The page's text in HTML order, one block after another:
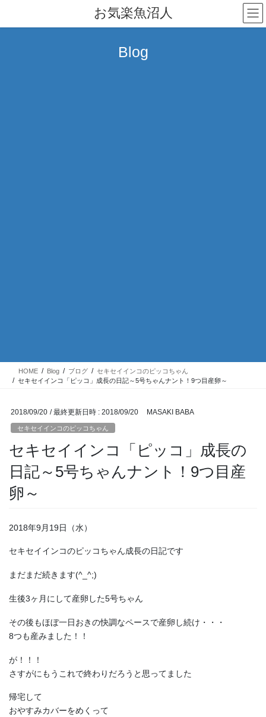
テ
ゲ
お気楽魚沼人
Blog
HOME Blog ブログ
セキセイインコのピッコちゃん
セキセイインコ「ピッコ」成長の日記～5号ちゃんナント！9つ目産卵～
2018/09/20 / 最終更新日時 : 2018/09/20 MASAKI BABA
セキセイインコのピッコちゃん
セキセイインコ「ピッコ」成長の
日記～5号ちゃんナント！9つ目産
卵～
2018年9月19日（水）
セキセイインコのピッコちゃん成長の日記です
まだまだ続きます(^_^;)
生後3ヶ月にして産卵した5号ちゃん
その後もほぼ一日おきの快調なペースで産卵し続け・・・
8つも産みました！！
が！！！
さすがにもうこれで終わりだろうと思ってました
帰宅して
おやすみカバーをめくって